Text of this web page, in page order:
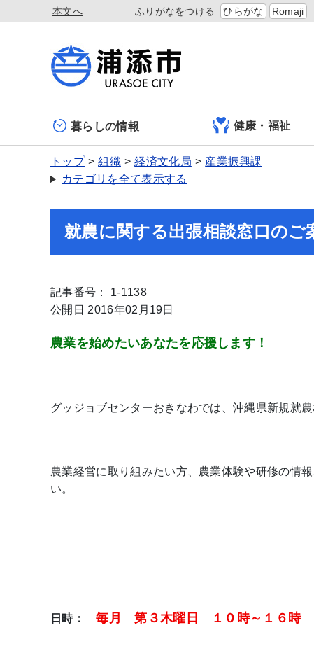
本文へ ふりがなをつける ひらがな Romaji
暮らしの情報 健康・福祉
トップ 組織 経済文化局
産業振興課
カテゴリを全て表示する
就農に関する出張相談窓口のご
記事番号： 1-1138
公開日 2016年02月19日
農業を始めたいあなたを応援します！
グッジョブセンターおきなわでは、沖縄県新規就
農業経営に取り組みたい方、農業体験や研修の情
い。
日時：毎月 第３木曜日 １０時～１６時